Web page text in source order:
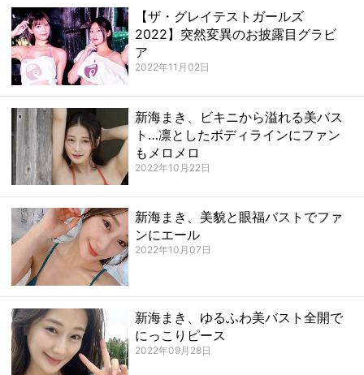
【ザ・グレイテストガールズ
2022】突然変異のお披露目グラビ
ア
2022年11月02日
新海まき、ビキニから溢れる美バス
ト…凛としたボディラインにファン
もメロメロ
2022年10月22日
新海まき、美貌と眼福バストでファ
ンにエール
2022年10月07日
新海まき、ゆるふわ美バスト全開で
にっこりピース
2022年09月28日